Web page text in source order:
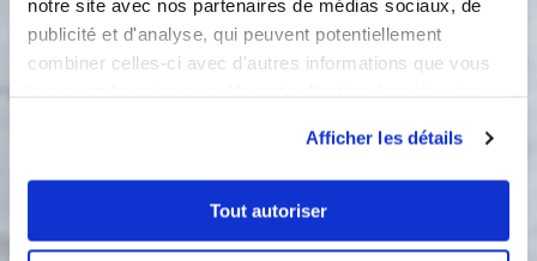
notre site avec nos partenaires de médias sociaux, de
publicité et d'analyse, qui peuvent potentiellement
combiner celles-ci avec d'autres informations que vous
Afficher les détails
Tout autoriser
et poursuivez la cuisson durant 30
minutes. La préparation doit devenir
5
micro-ondes durant quelques
secondes et mettez dans la poche à